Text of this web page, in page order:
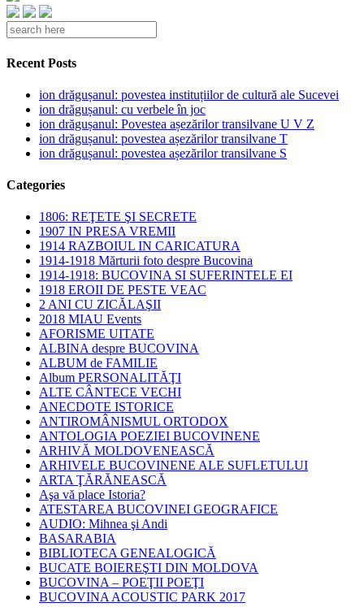
Recent Posts
ion drăgușanul: povestea instituțiilor de cultură ale Sucevei
ion drăgușanul: cu verbele în joc
ion drăgușanul: Povestea așezărilor transilvane U V Z
ion drăgușanul: povestea așezărilor transilvane T
ion drăgușanul: povestea așezărilor transilvane S
Categories
1806: REŢETE ŞI SECRETE
1907 IN PRESA VREMII
1914 RAZBOIUL IN CARICATURA
1914-1918 Mărturii foto despre Bucovina
1914-1918: BUCOVINA SI SUFERINTELE EI
1918 EROII DE PESTE VEAC
2 ANI CU ZICĂLAŞII
2018 MIAU Events
AFORISME UITATE
ALBINA despre BUCOVINA
ALBUM de FAMILIE
Album PERSONALITĂŢI
ALTE CÂNTECE VECHI
ANECDOTE ISTORICE
ANTIROMÂNISMUL ORTODOX
ANTOLOGIA POEZIEI BUCOVINENE
ARHIVĂ MOLDOVENEASCĂ
ARHIVELE BUCOVINENE ALE SUFLETULUI
ARTA ŢĂRĂNEASCĂ
Aşa vă place Istoria?
ATESTAREA BUCOVINEI GEOGRAFICE
AUDIO: Mihnea şi Andi
BASARABIA
BIBLIOTECA GENEALOGICĂ
BUCATE BOIEREŞTI DIN MOLDOVA
BUCOVINA – POEŢII POEŢI
BUCOVINA ACOUSTIC PARK 2017